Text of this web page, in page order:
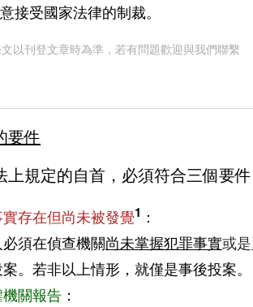
接受國家法律的制裁。
以刊登文章時為準，若有問題歡迎與我們聯繫
要件
上規定的自首，必須符合三個要件
存在但尚未被發覺1 ：
須在偵查機關尚未掌握犯罪事實或是
。若非以上情形，就僅是事後投案。
關報告 ：